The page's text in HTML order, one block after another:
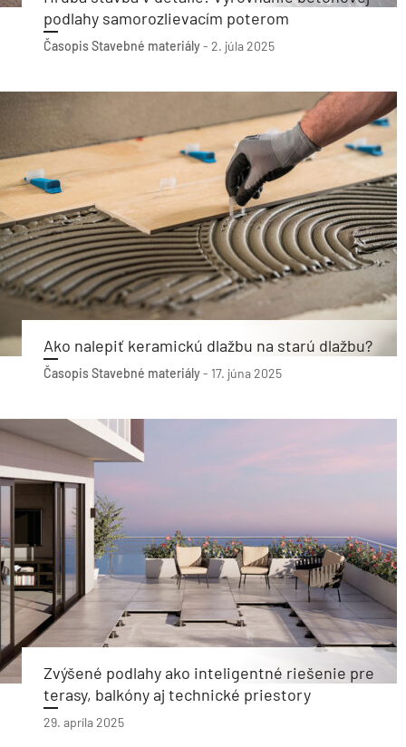
podlahy samorozlievacím poterom
Časopis Stavebné materiály- 2. júla 2025
Ako nalepiť keramickú dlažbu na starú dlažbu?
Časopis Stavebné materiály- 17. júna 2025
Zvýšené podlahy ako inteligentné riešenie pre
terasy, balkóny aj technické priestory
29. apríla 2025